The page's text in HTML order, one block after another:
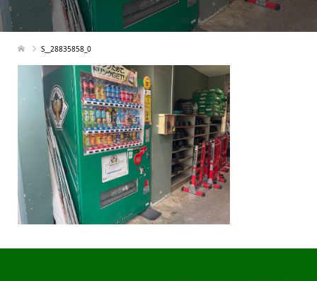
S__28835858_0